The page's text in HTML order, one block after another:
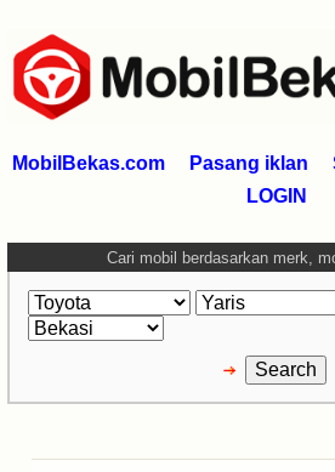
MobilBekas.com Pasang iklan
LOGIN
Cari mobil berdasarkan merk,